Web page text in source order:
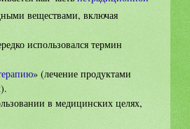
веществами, включая
использовался термин
» (лечение продуктами
в медицинских целях,